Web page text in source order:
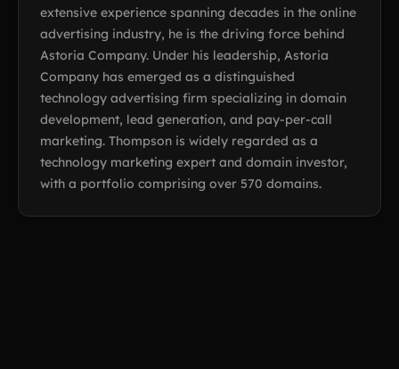
extensive experience spanning decades in the online
advertising industry, he is the driving force behind
Astoria Company. Under his leadership, Astoria
Company has emerged as a distinguished
technology advertising firm specializing in domain
development, lead generation, and pay-per-call
marketing. Thompson is widely regarded as a
technology marketing expert and domain investor,
with a portfolio comprising over 570 domains.